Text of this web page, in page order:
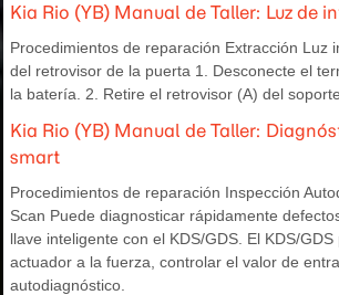
Kia Rio (YB) Manual de Taller: Luz de
Procedimientos de reparación Extracción Luz
del retrovisor de la puerta 1. Desconecte el
la batería. 2. Retire el retrovisor (A) del
Kia Rio (YB) Manual de Taller:
smart
Procedimientos de reparación Inspección
Scan Puede diagnosticar rápidamente
llave inteligente con el KDS/GDS. El KDS/
actuador a la fuerza, controlar el valor de
autodiagnóstico.